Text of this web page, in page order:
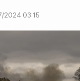
2024 03:15